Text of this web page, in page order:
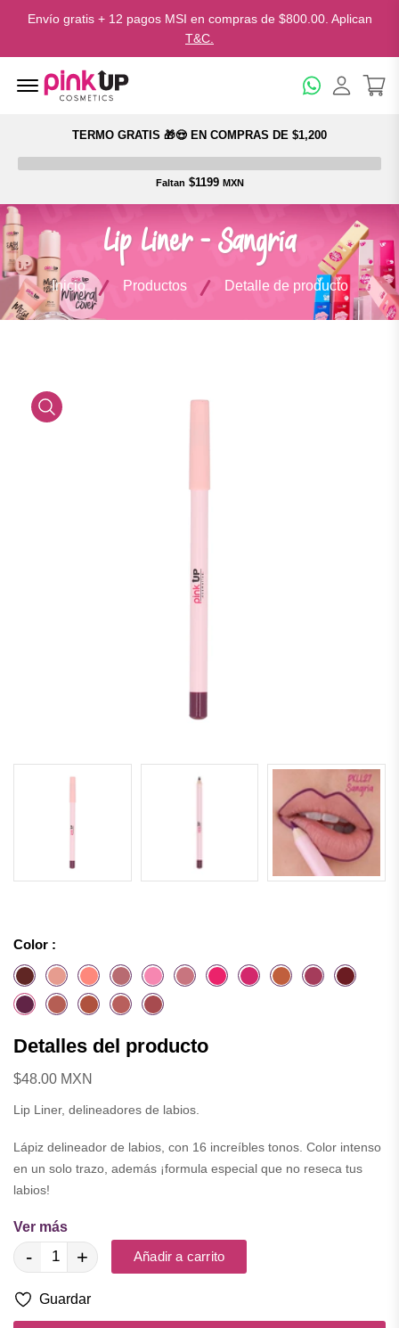
Envío gratis + 12 pagos MSI en compras de $800.00. Aplican
T&C.
Menu Open
TERMO GRATIS 🎁😍 EN COMPRAS DE $1,200
Faltan $1199 MXN
Lip Liner - Sangría
Inicio Productos Detalle de producto
Color :
Detalles del producto
$48.00 MXN
Lip Liner, delineadores de labios.
Lápiz delineador de labios, con 16 increíbles tonos. Color intenso
en un solo trazo, además ¡formula especial que no reseca tus
labios!
Consigue unos labios perfectamente delineados con nuestro lápiz
para labios. Textura suave, color intenso, larga duración.
Ver más
- + Añadir a carrito
Guardar